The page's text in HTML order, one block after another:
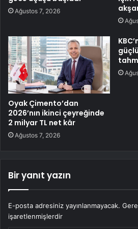
Ağustos 7, 2026
Oyak Çimento’dan
2026’nın ikinci çeyreğinde
2 milyar TL net kâr
Ağustos 7, 2026
Bir yanıt yazın
E-posta adresiniz yayınlanmayacak.
işaretlenmişlerdir